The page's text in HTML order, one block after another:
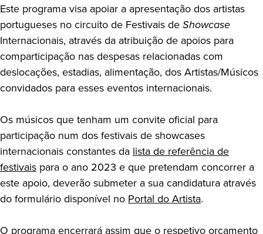
Este programa visa apoiar a apresentação dos artistas
portugueses no circuito de Festivais deShowcase
Internacionais, através da atribuição de apoios para
comparticipação nas despesas relacionadas com
deslocações, estadias, alimentação, dos Artistas/Músicos
convidados para esses eventos internacionais.
Os músicos que tenham um convite oficial para
participação num dos festivais de showcases
internacionais constantes da lista de referência de
festivais para o ano 2023 e que pretendam concorrer a
este apoio, deverão submeter a sua candidatura através
do formulário disponível no Portal do Artista.
O programa encerrará assim que o respetivo orçamento